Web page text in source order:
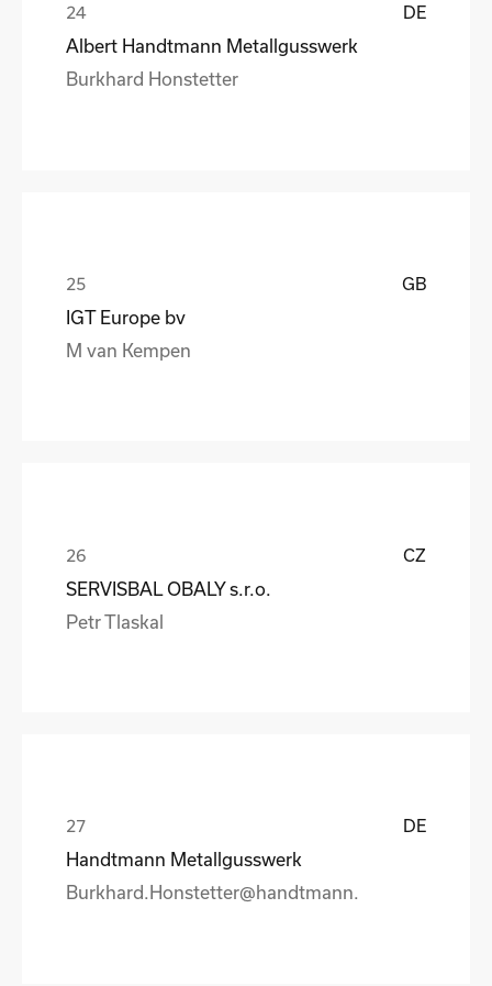
DE
Albert Handtmann Metallgusswerk
Burkhard Honstetter
GB
IGT Europe bv
M van Kempen
CZ
SERVISBAL OBALY s.r.o.
Petr Tlaskal
DE
Handtmann Metallgusswerk
Burkhard.Honstetter@handtmann.